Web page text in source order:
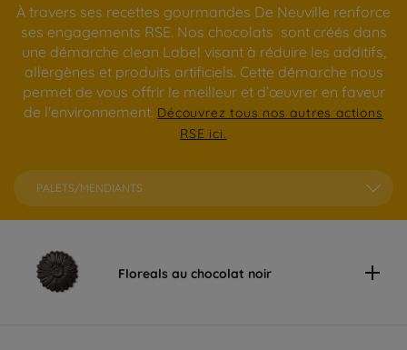
À travers ses recettes gourmandes De Neuville renforce
ses engagements RSE. Nos chocolats sont créés dans
une démarche clean Label visant à réduire les additifs,
allergènes et produits artificiels. Cette démarche nous
permet de vous offrir le meilleur et d’œuvrer en faveur
de l'environnement. Découvrez tous nos autres actions
RSE ici.
PALETS/MENDIANTS
Floreals au chocolat noir